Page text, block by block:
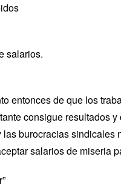
salarios.
entonces de que los
consigue resultados
las burocracias sindicales
salarios de miseria